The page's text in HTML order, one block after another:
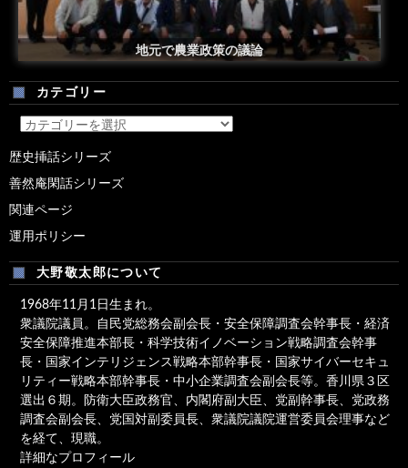
安倍総理米国議会演説後の一コマ
地元で農業政策の議論
カテゴリー
カ
テ
リ
ー
歴史挿話シリーズ
善然庵閑話シリーズ
関連ページ
運用ポリシー
大野敬太郎について
1968年11月1日生まれ。
衆議院議員。自民党総務会副会長・安全保障調査会幹事長・経済
安全保障推進本部長・科学技術イノベーション戦略調査会幹事
長・国家インテリジェンス戦略本部幹事長・国家サイバーセキュ
リティー戦略本部幹事長・中小企業調査会副会長等。香川県３区
選出６期。防衛大臣政務官、内閣府副大臣、党副幹事長、党政務
調査会副会長、党国対副委員長、衆議院議院運営委員会理事など
を経て、現職。
詳細なプロフィール